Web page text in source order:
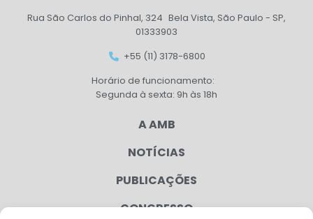
Rua São Carlos do Pinhal, 324 Bela Vista, São Paulo - SP,
01333903
+55 (11) 3178-6800
Horário de funcionamento:
Segunda à sexta: 9h às 18h
A AMB
NOTÍCIAS
PUBLICAÇÕES
CONGRESSO